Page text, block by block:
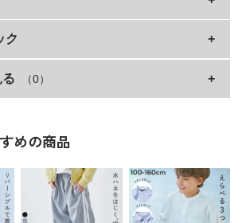
ォーマルシーンなどに使える、単品の
。
インは180BFM003と同タイプです。
しく。
の陽気と共に、たくさんの「一生に一度」が
ク
ウエスト
もも幅
74 49.2
29.5
81 55
31.5
（0）
めの商品